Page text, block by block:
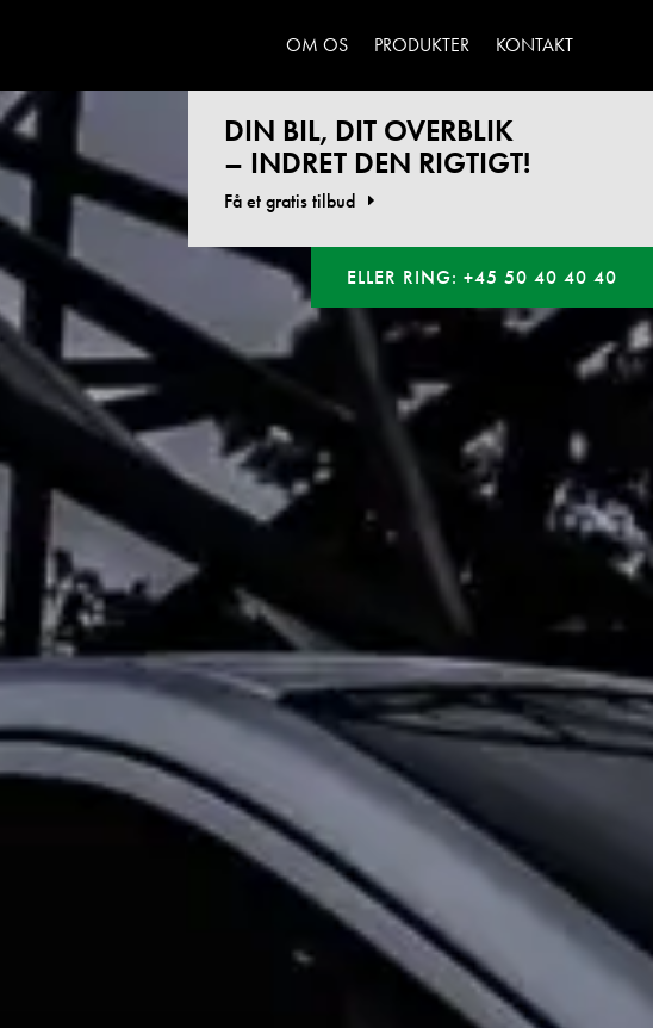
OM OS PRODUKTER KONTAKT
DIN BIL, DIT OVERBLIK
– INDRET DEN RIGTIGT!
Få et gratis tilbud
ELLER RING: +45 50 40 40 40